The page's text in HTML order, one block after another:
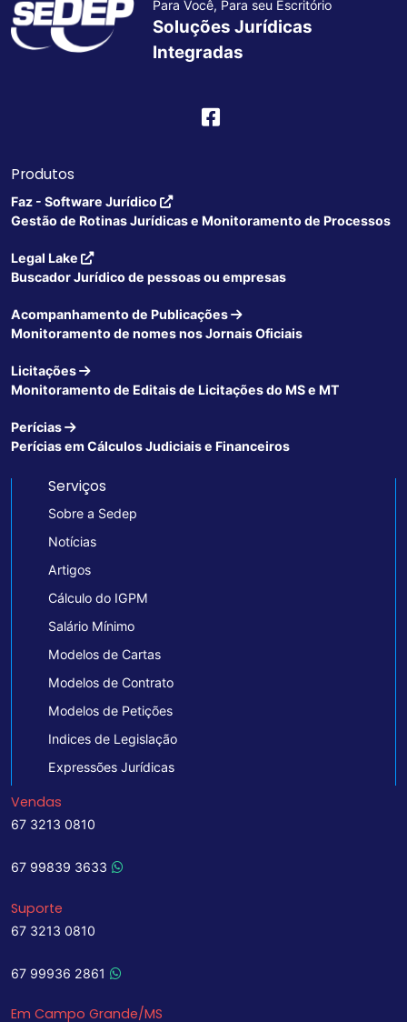
Para Você, Para seu Escritório
Soluções Jurídicas
Integradas
Produtos
Faz - Software Jurídico
Gestão de Rotinas Jurídicas e Monitoramento de Processos
Legal Lake
Buscador Jurídico de pessoas ou empresas
Acompanhamento de Publicações
Monitoramento de nomes nos Jornais Oficiais
Licitações
Monitoramento de Editais de Licitações do MS e MT
Perícias
Perícias em Cálculos Judiciais e Financeiros
Serviços
Sobre a Sedep
Notícias
Artigos
Cálculo do IGPM
Salário Mínimo
Modelos de Cartas
Modelos de Contrato
Modelos de Petições
Indices de Legislação
Expressões Jurídicas
Vendas
67 3213 0810
67 99839 3633
Suporte
67 3213 0810
67 99936 2861
Em Campo Grande/MS